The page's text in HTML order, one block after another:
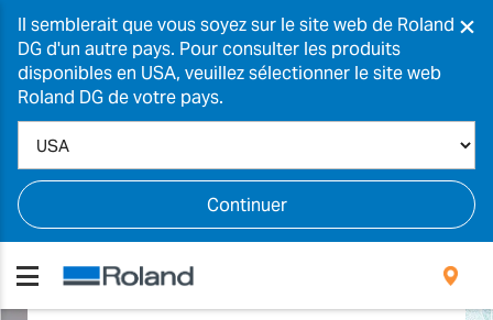
Il semblerait que vous soyez sur le site web de Roland
DG d'un autre pays. Pour consulter les produits
disponibles en USA, veuillez sélectionner le site web
Roland DG de votre pays.
Continuer
×